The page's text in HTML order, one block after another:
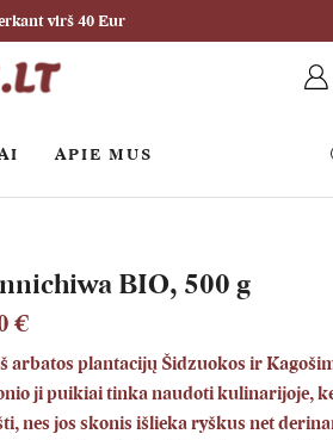
virš 40 Eur
APIE MUS
BIO, 500 g
€
arbatos plantacijų Šidzuokos ir
ji puikiai tinka naudoti kulinarijoje,
nes jos skonis išlieka ryškus net